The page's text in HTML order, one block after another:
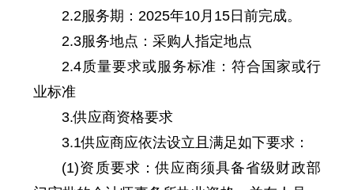
2.2服务期：2025年10月15日前完成。
2.3服务地点：采购人指定地点
2.4质量要求或服务标准：符合国家或行
业标准
3.供应商资格要求
3.1供应商应依法设立且满足如下要求：
(1)资质要求：供应商须具备省级财政部